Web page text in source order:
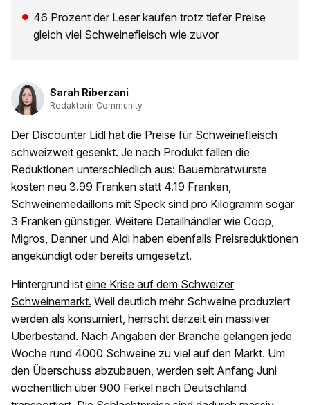
46 Prozent der Leser kaufen trotz tiefer Preise
gleich viel Schweinefleisch wie zuvor
Sarah Riberzani
Redaktorin Community
Der Discounter Lidl hat die Preise für Schweinefleisch
schweizweit gesenkt. Je nach Produkt fallen die
Reduktionen unterschiedlich aus: Bauernbratwürste
kosten neu 3.99 Franken statt 4.19 Franken,
Schweinemedaillons mit Speck sind pro Kilogramm sogar
3 Franken günstiger. Weitere Detailhändler wie Coop,
Migros, Denner und Aldi haben ebenfalls Preisreduktionen
angekündigt oder bereits umgesetzt.
Hintergrund ist eine Krise auf dem Schweizer
Schweinemarkt. Weil deutlich mehr Schweine produziert
werden als konsumiert, herrscht derzeit ein massiver
Überbestand. Nach Angaben der Branche gelangen jede
Woche rund 4000 Schweine zu viel auf den Markt. Um
den Überschuss abzubauen, werden seit Anfang Juni
wöchentlich über 900 Ferkel nach Deutschland